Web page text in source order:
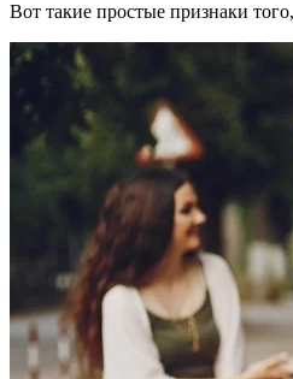
Вот такие простые признаки